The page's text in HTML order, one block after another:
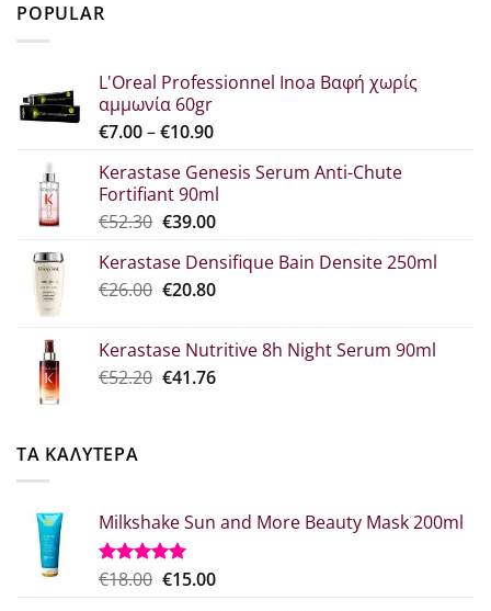
POPULAR
L'Oreal Professionnel Inoa Βαφή χωρίς
αμμωνία 60gr
€7.00–€10.90Price
€7.00
through
€10.90
Kerastase Genesis Serum Anti-Chute
Fortifiant 90ml
€52.30 Original
was:
€52.30.
€39.00Η
τιμή
είναι:
Kerastase Densifique Bain Densite 250ml
€26.00 Original
€26.00.
€20.80Η
είναι:
€20.80.
Kerastase Nutritive 8h Night Serum 90ml
€52.20 Original
€41.76Η
ΤΑ ΚΑΛΥΤΕΡΑ
Milkshake Sun and More Beauty Mask 200ml
Βαθμολογήθηκε
€18.00 Original
€15.00Η